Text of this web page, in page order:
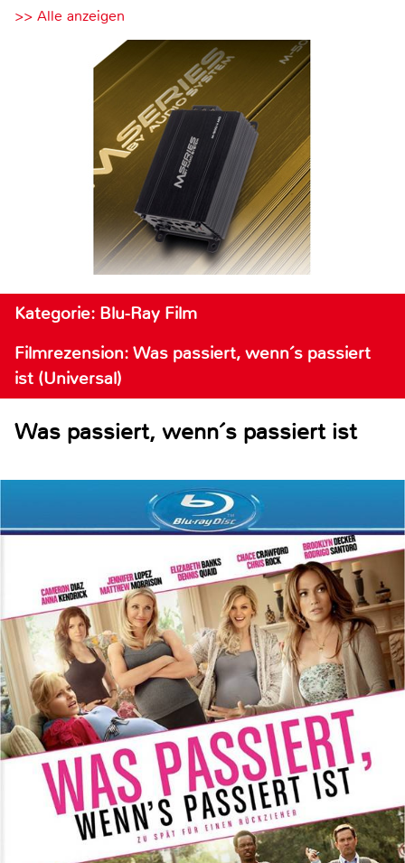
>> Alle anzeigen
Kategorie: Blu-Ray Film
Filmrezension: Was passiert, wenn´s passiert
ist (Universal)
Was passiert, wenn´s passiert ist